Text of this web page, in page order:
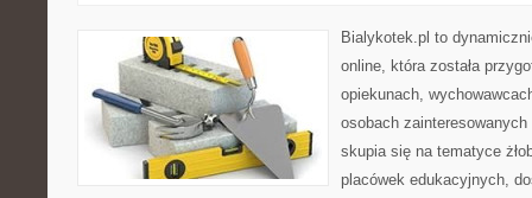
Bialykotek.pl to
online, która została
opiekunach,
osobach
skupia się na tematyce
placówek edukacyjnych,